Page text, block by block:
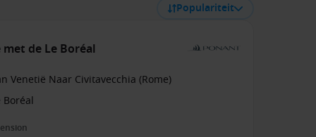
Populariteit
de Le Boréal
Venetië Naar Civitavecchia (Rome)
Boréal